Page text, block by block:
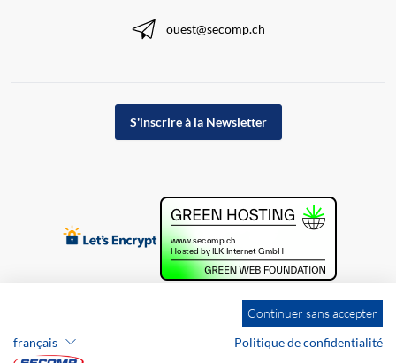
ouest@secomp.ch
S'inscrire à la Newsletter
Continuer sans accepter
français
Politique de confidentialité